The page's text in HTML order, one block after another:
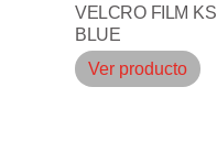
VELCRO FILM KS
BLUE
Ver producto